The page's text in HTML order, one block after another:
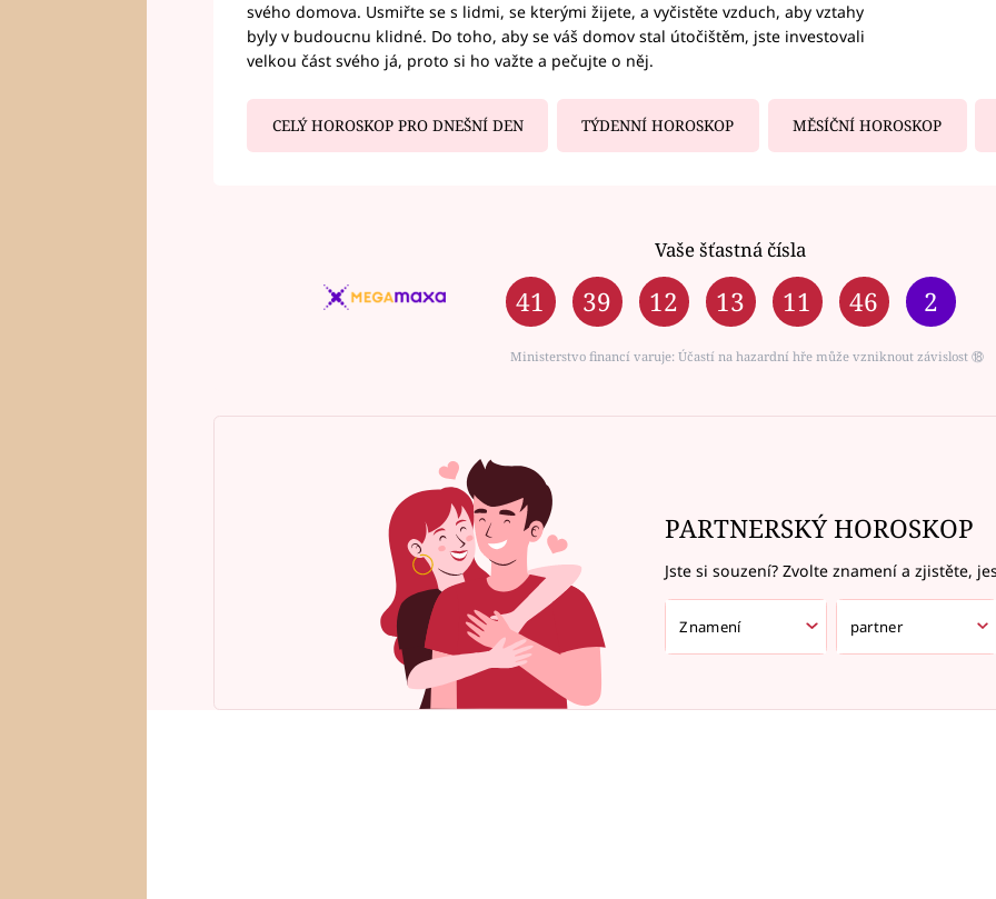
svého domova. Usmiřte se s lidmi, se kterými žijete, a vyčistěte vzduch, aby vztahy
byly v budoucnu klidné. Do toho, aby se váš domov stal útočištěm, jste investovali
velkou část svého já, proto si ho važte a pečujte o něj.
CELÝ HOROSKOP PRO DNEŠNÍ DEN TÝDENNÍ HOROSKOP MĚSÍČNÍ HOROSKOP
Vaše šťastná čísla
41 39 12 13 11 46 2
Ministerstvo financí varuje: Účastí na hazardní hře může vzniknout závislost ⑱
PARTNERSKÝ HOROSKOP
Jste si souzení? Zvolte znamení a zjistěte,